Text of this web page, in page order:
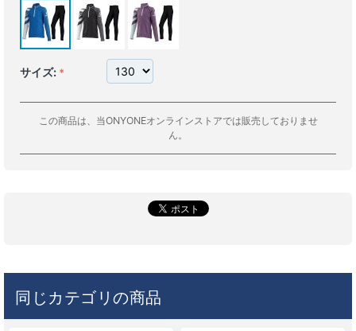
サイズ:
この商品は、当ONYONEオンラインストアでは販売しておりませ
ん。
同じカテゴリの商品